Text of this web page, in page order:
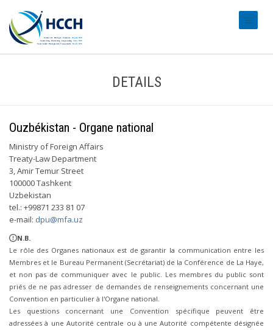
DETAILS
Ouzbékistan - Organe national
Ministry of Foreign Affairs
Treaty-Law Department
3, Amir Temur Street
100000 Tashkent
Uzbekistan
tel.: +99871 233 81 07
e-mail: dpu@mfa.uz
N.B.
Le rôle des Organes nationaux est de garantir la communication entre les
Membres et le Bureau Permanent (Secrétariat) de la Conférence de La Haye,
et non pas de communiquer avec le public. Les membres du public sont
priés de ne pas adresser de demandes de renseignements concernant une
Convention en particulier à l'Organe national.
Les questions concernant une Convention spécifique peuvent être
adressées à une Autorité centrale ou à une Autorité compétente désignée